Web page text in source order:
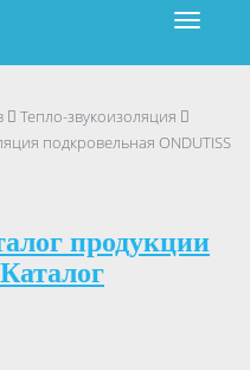
Тепло-звукоизоляция
подкровельная ONDUTISS
продукции